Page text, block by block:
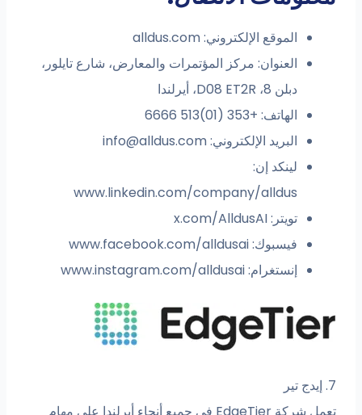
الموقع الإلكتروني: alldus.com
العنوان: مركز المؤتمرات والمعارض، شارع تايلور،
دبلن 8، D08 ET2R، أيرلندا
الهاتف: +353 (01)513 6666
البريد الإلكتروني:info@alldus.com
لينكد إن:
www.linkedin.com/company/alldus
تويتر: x.com/AlldusAI
فيسبوك: www.facebook.com/alldusai
إنستغرام: www.instagram.com/alldusai
7. إيدج تير
تعمل شركة EdgeTier في جميع أنحاء أيرلندا على مهام